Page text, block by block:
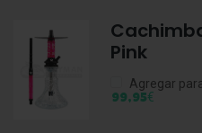
Pink
Agregar
99,95€